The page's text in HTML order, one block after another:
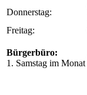
Donnerstag:
Freitag:
Bürgerbüro:
1. Samstag im Monat